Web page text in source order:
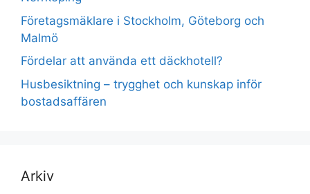
Företagsmäklare i Stockholm, Göteborg och
Malmö
Fördelar att använda ett däckhotell?
Husbesiktning – trygghet och kunskap inför
bostadsaffären
Arkiv